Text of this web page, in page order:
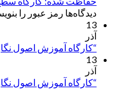
دیدگاه‌ها رمز عبور را
13
آذر
“کارگاه آموزش اصول
13
آذر
“کارگاه آموزش اصول